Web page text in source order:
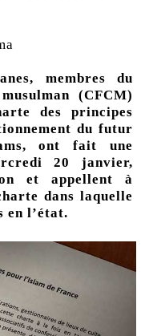
membres du
(CFCM)
des principes
du futur
ont fait une
20 janvier,
et appellent à
dans laquelle
en l’état.